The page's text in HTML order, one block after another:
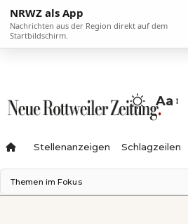
NRWZ als App
Nachrichten aus der Region direkt auf dem
Startbildschirm.
Aa
Stellenanzeigen Schlagzeilen
Themen im Fokus